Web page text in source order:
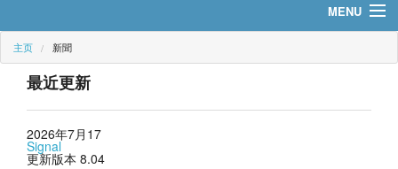
MENU
主页
新聞
产品
主页 新聞
最近更新
2026年7月17
Signal
更新版本 8.04